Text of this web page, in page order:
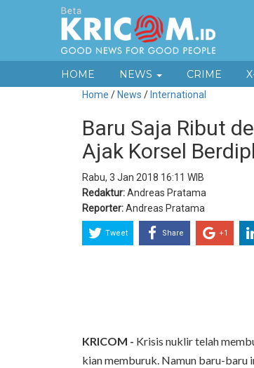
HOME NEWS CRIME
Home / News / International
Baru Saja Ribut
Ajak Korsel
Rabu, 3 Jan 2018 16:11 WIB
Redaktur:Andreas Pratama
Reporter:Andreas Pratama
Tweet Share +1
KRICOM - Krisis nuklir telah
kian memburuk. Namun baru-baru